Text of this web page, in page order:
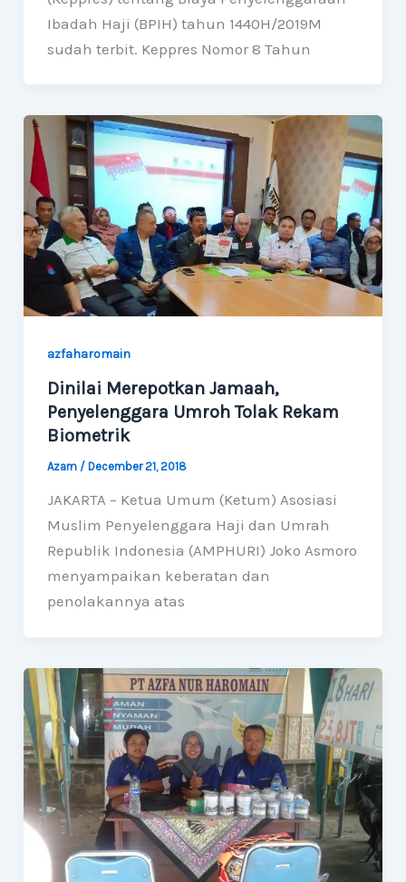
Ibadah Haji (BPIH) tahun 1440H/2019M
sudah terbit. Keppres Nomor 8 Tahun
azfaharomain
Dinilai Merepotkan Jamaah,
Penyelenggara Umroh Tolak Rekam
Biometrik
Azam / December 21, 2018
JAKARTA – Ketua Umum (Ketum) Asosiasi
Muslim Penyelenggara Haji dan Umrah
Republik Indonesia (AMPHURI) Joko Asmoro
menyampaikan keberatan dan
penolakannya atas